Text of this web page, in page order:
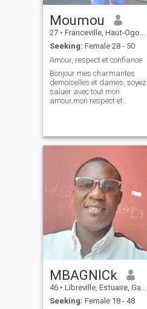
Moumou
27 • Franceville, Haut-Ogooué, Gabon
Seeking: Female 28 - 50
Amour, respect et confiance
Bonjour mes charmantes
demoiselles et dames, soyez
saluer avec tout mon
amour,mon respect et
cœur. Je suis un jeune
homme célibataire
aimant,charmant et
attentionné à l
MBAGNICk
46 • Libreville, Estuaire, Gabon
Seeking: Female 18 - 48